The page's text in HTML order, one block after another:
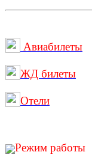
Авиабилеты
ЖД билеты
Отели
Режим работы